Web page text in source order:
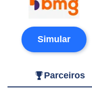
Simular
Parceiros